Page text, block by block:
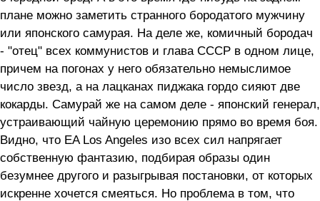
плане можно заметить странного бородатого мужчину
или японского самурая. На деле же, комичный бородач
- "отец" всех коммунистов и глава СССР в одном лице,
причем на погонах у него обязательно немыслимое
число звезд, а на лацканах пиджака гордо сияют две
кокарды. Самурай же на самом деле - японский генерал,
устраивающий чайную церемонию прямо во время боя.
Видно, что EA Los Angeles изо всех сил напрягает
собственную фантазию, подбирая образы один
безумнее другого и разыгрывая постановки, от которых
искренне хочется смеяться. Но проблема в том, что